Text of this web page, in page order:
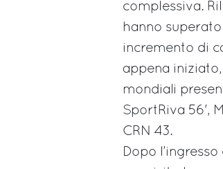
complessiva.
hanno
incremento di
appena
mondiali
SportRiva 56',
CRN 43.
Dopo